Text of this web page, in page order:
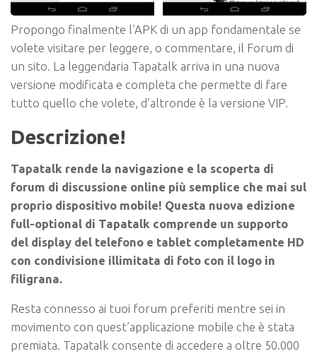
Propongo finalmente l’APK di un app fondamentale se
volete visitare per leggere, o commentare, il Forum di
un sito. La leggendaria Tapatalk arriva in una nuova
versione modificata e completa che permette di fare
tutto quello che volete, d’altronde è la versione VIP.
Descrizione!
Tapatalk rende la navigazione e la scoperta di
forum di discussione online più semplice che mai sul
proprio dispositivo mobile! Questa nuova edizione
full-optional di Tapatalk comprende un supporto
del display del telefono e tablet completamente HD
con condivisione illimitata di foto con il logo in
filigrana.
Resta connesso ai tuoi forum preferiti mentre sei in
movimento con quest’applicazione mobile che è stata
premiata. Tapatalk consente di accedere a oltre 50.000